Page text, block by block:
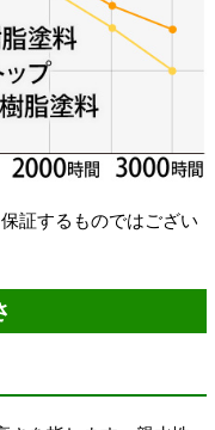
証するものではござい